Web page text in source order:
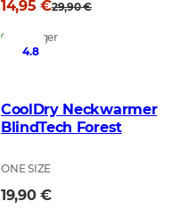
14,95 €29,90 €
Auf Lager
4.8
CoolDry Neckwarmer
BlindTech Forest
ONE SIZE
19,90 €